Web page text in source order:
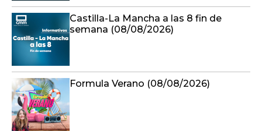
Castilla-La Mancha a las 8 fin de
semana (08/08/2026)
Formula Verano (08/08/2026)